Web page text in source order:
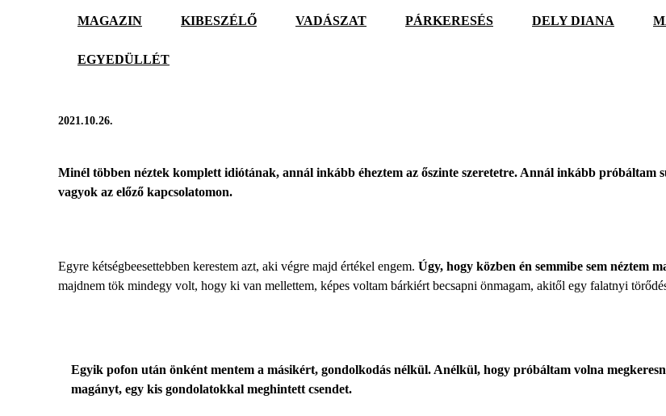
MAGAZIN KIBESZÉLŐ VADÁSZAT PÁRKERESÉS DELY DIANA
EGYEDÜLLÉT
2021.10.26.
Minél többen néztek komplett idiótának, annál inkább éheztem az őszinte szeretetre. Annál inkább
vagyok az előző kapcsolatomon.
Egyre kétségbeesettebben kerestem azt, aki végre majd értékel engem. Úgy, hogy közben én semmibe sem néztem
majdnem tök mindegy volt, hogy ki van mellettem, képes voltam bárkiért becsapni önmagam, akitől egy falatnyi
Egyik pofon után önként mentem a másikért, gondolkodás nélkül. Anélkül, hogy próbáltam volna
magányt, egy kis gondolatokkal meghintett csendet.